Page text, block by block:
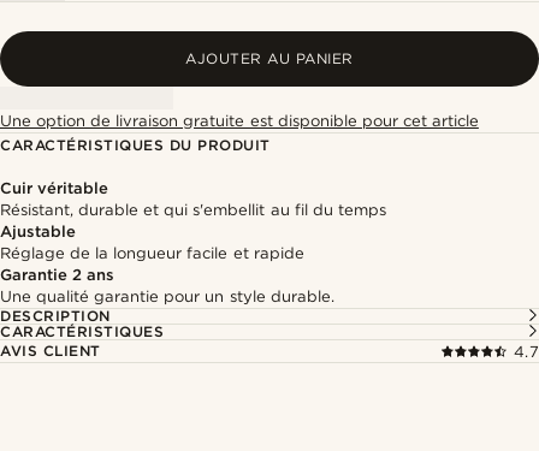
AJOUTER AU PANIER
Une option de livraison gratuite est disponible pour cet article
CARACTÉRISTIQUES DU PRODUIT
Cuir véritable
Résistant, durable et qui s'embellit au fil du temps
Ajustable
Réglage de la longueur facile et rapide
Garantie 2 ans
Une qualité garantie pour un style durable.
DESCRIPTION
CARACTÉRISTIQUES
AVIS CLIENT
4.7